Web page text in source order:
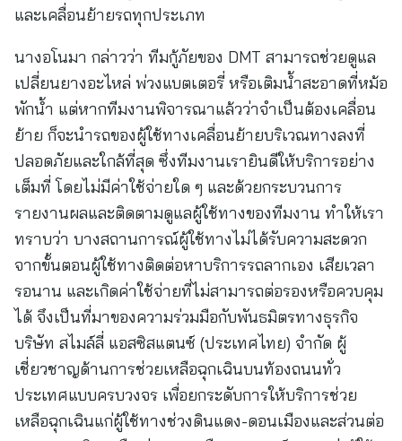
และเคลื่อนย้ายรถทุกประเภท
นางอโนมา กล่าวว่า ทีมกู้ภัยของ DMT สามารถช่วยดูแล
เปลี่ยนยางอะไหล่ พ่วงแบตเตอรี่ หรือเติมน้ำสะอาดที่หม้อ
พักน้ำ แต่หากทีมงานพิจารณาแล้วว่าจำเป็นต้องเคลื่อน
ย้าย ก็จะนำรถของผู้ใช้ทางเคลื่อนย้ายบริเวณทางลงที่
ปลอดภัยและใกล้ที่สุด ซึ่งทีมงานเรายินดีให้บริการอย่าง
เต็มที่ โดยไม่มีค่าใช้จ่ายใด ๆ และด้วยกระบวนการ
รายงานผลและติดตามดูแลผู้ใช้ทางของทีมงาน ทำให้เรา
ทราบว่า บางสถานการณ์ผู้ใช้ทางไม่ได้รับความสะดวก
จากขั้นตอนผู้ใช้ทางติดต่อหาบริการรถลากเอง เสียเวลา
รอนาน และเกิดค่าใช้จ่ายที่ไม่สามารถต่อรองหรือควบคุม
ได้ จึงเป็นที่มาของความร่วมมือกับพันธมิตรทางธุรกิจ
บริษัท สไมล์ลี่ แอสซิสแตนซ์ (ประเทศไทย) จำกัด ผู้
เชี่ยวชาญด้านการช่วยเหลือฉุกเฉินบนท้องถนนทั่ว
ประเทศแบบครบวงจร เพื่อยกระดับการให้บริการช่วย
เหลือฉุกเฉินแก่ผู้ใช้ทางช่วงดินแดง-ดอนเมืองและส่วนต่อ